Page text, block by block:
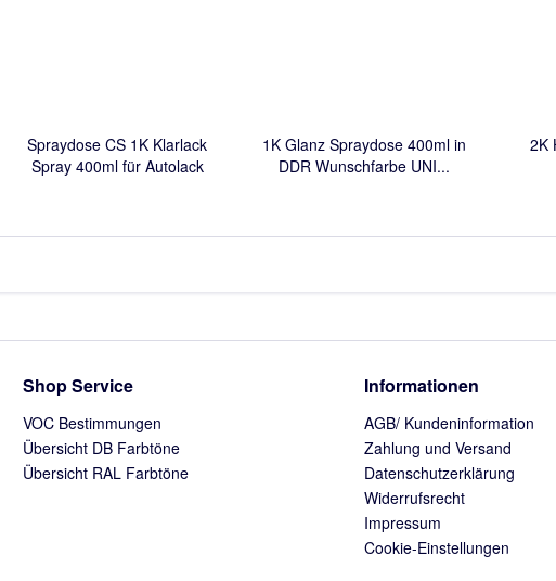
Spraydose CS 1K Klarlack
Spray 400ml für Autolack
1K Glanz Spraydose 400ml in
DDR Wunschfarbe UNI...
2K
Shop Service
VOC Bestimmungen
Übersicht DB Farbtöne
Übersicht RAL Farbtöne
Informationen
AGB/ Kundeninformation
Zahlung und Versand
Datenschutzerklärung
Widerrufsrecht
Impressum
Cookie-Einstellungen